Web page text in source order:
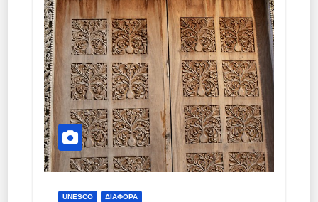
UNESCO ΔΙΆΦΟΡΑ